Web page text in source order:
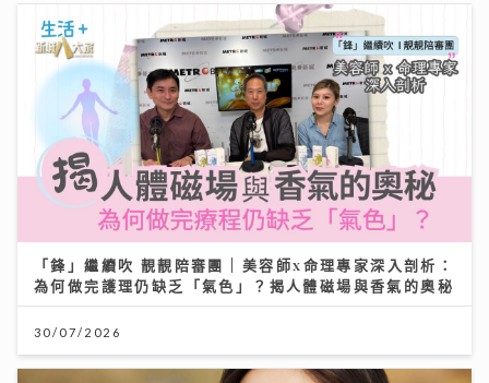
「鋒」繼續吹 靚靚陪審團 | 美容師x命理專家深入剖析：
為何做完護理仍缺乏「氣色」？揭人體磁場與香氣的奧秘
30/07/2026